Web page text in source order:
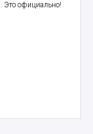
Это официально!